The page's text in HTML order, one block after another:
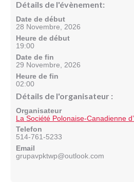
Détails de l'évènement:
Date de début
28 Novembre, 2026
Heure de début
19:00
Date de fin
29 Novembre, 2026
Heure de fin
02:00
Détails de l'organisateur :
Organisateur
La Société Polonaise-Canadienne
Telefon
514-761-5233
Email
grupavpktwp@outlook.com